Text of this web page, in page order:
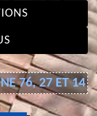
76, 27 ET 14